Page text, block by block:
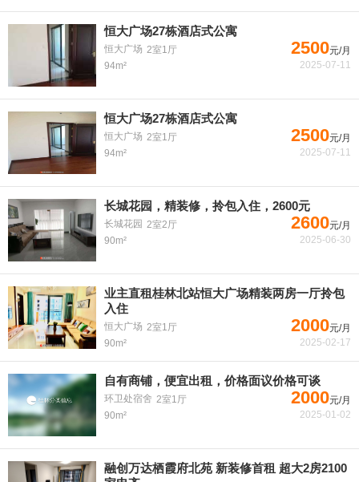
恒大广场27栋酒店式公寓
恒大广场 2室1厅
94m²
2500元/月
2025-07-11
恒大广场27栋酒店式公寓
恒大广场 2室1厅
94m²
2500元/月
2025-07-11
长城花园，精装修，拎包入住，2600元
长城花园 2室2厅
90m²
2600元/月
2025-06-30
业主直租桂林北站恒大广场精装两房一厅拎包
入住
恒大广场 2室1厅
90m²
2000元/月
2025-02-17
自有商铺，便宜出租，价格面议价格可谈
环卫处宿舍 2室1厅
90m²
2000元/月
2025-01-02
融创万达栖霞府北苑 新装修首租 超大2房2100